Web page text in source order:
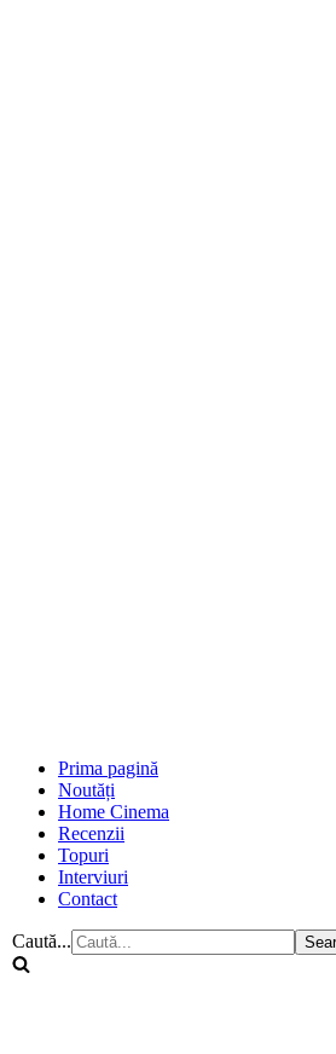
Prima pagină
Noutăți
Home Cinema
Recenzii
Topuri
Interviuri
Contact
Caută...